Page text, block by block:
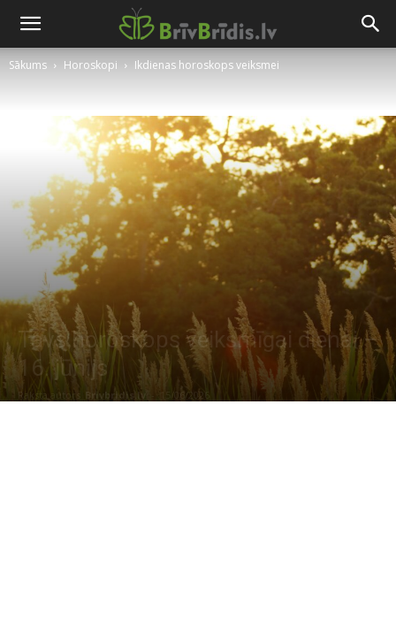
Sākums Horoskopi Ikdienas horoskops veiksmei
Tavs horoskops veiksmīgai dienai –
16. jūnijs
Raksta autors Brivbridis.lv 15/06/2026